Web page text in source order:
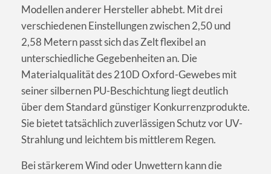
Modellen anderer Hersteller abhebt. Mit drei
verschiedenen Einstellungen zwischen 2,50 und
2,58 Metern passt sich das Zelt flexibel an
unterschiedliche Gegebenheiten an. Die
Materialqualität des 210D Oxford-Gewebes mit
seiner silbernen PU-Beschichtung liegt deutlich
über dem Standard günstiger Konkurrenzprodukte.
Sie bietet tatsächlich zuverlässigen Schutz vor UV-
Strahlung und leichtem bis mittlerem Regen.
Bei stärkerem Wind oder Unwettern kann die